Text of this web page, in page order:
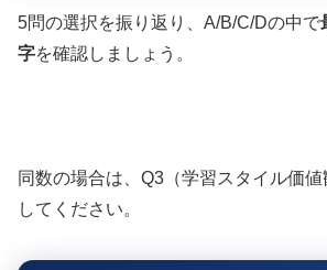
5問の選択を振り返り、A/B/C/Dの中で
字を確認しましょう。
同数の場合は、Q3（学習スタイル価
してください。